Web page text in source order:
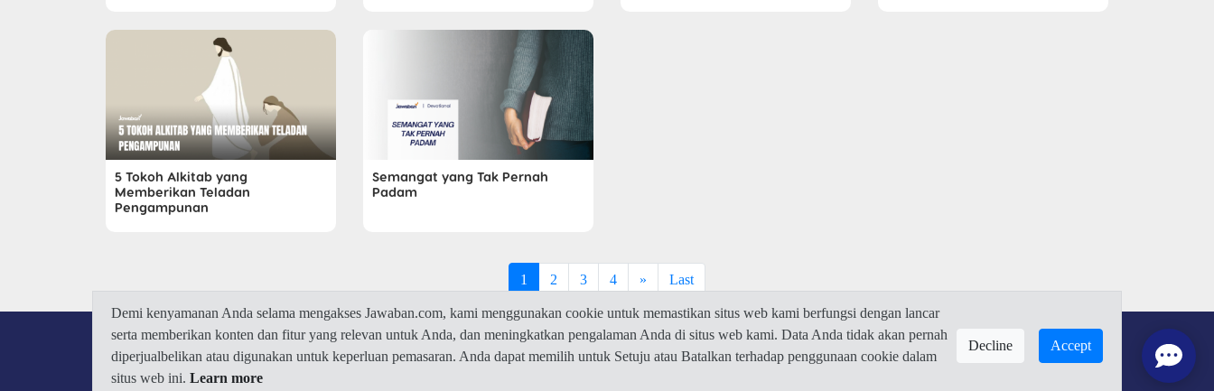
5 Tokoh Alkitab yang
Memberikan Teladan
Pengampunan
Semangat yang Tak Pernah
Padam
1 2 3 4 » Last
Demi kenyamanan Anda selama mengakses Jawaban.com, kami menggunakan cookie untuk memastikan situs web kami berfungsi dengan lancar
serta memberikan konten dan fitur yang relevan untuk Anda, dan meningkatkan pengalaman Anda di situs web kami. Data Anda tidak akan pernah
diperjualbelikan atau digunakan untuk keperluan pemasaran. Anda dapat memilih untuk Setuju atau Batalkan terhadap penggunaan cookie dalam
situs web ini. Learn more
Decline Accept
© 2026 Jawaban.com -Privacy Policy